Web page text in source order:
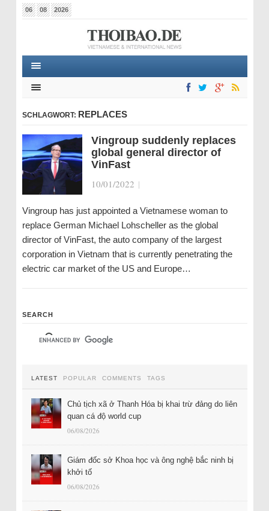
06 08 2026
SCHLAGWORT: REPLACES
Vingroup suddenly replaces
global general director of
VinFast
10/01/2022 |
Vingroup has just appointed a Vietnamese woman to
replace German Michael Lohscheller as the global
director of VinFast, the auto company of the largest
corporation in Vietnam that is currently penetrating the
electric car market of the US and Europe…
SEARCH
LATEST POPULAR COMMENTS TAGS
Chủ tịch xã ở Thanh Hóa bị khai trừ đảng do liên
quan cá độ world cup
06/08/2026
Giám đốc sở Khoa học và ông nghệ bắc ninh bị
khởi tố
06/08/2026